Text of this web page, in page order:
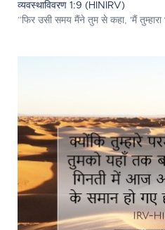
व्यवस्थाविवरण 1:9 (HINIRV)
“फिर उसी समय मैंने तुम से कहा, 'मैं